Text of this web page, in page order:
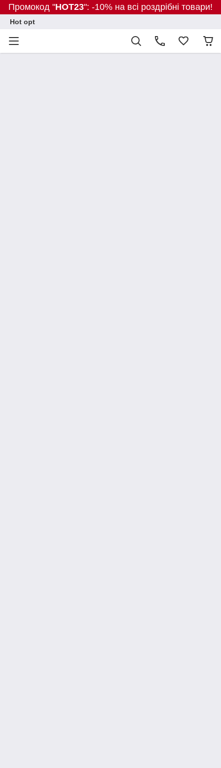
Промокод "HOT23": -10% на всі роздрібні товари!
Hot opt